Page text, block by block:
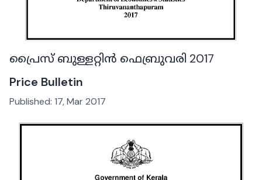
പ്രൈസ് ബുള്ളറ്റിൻ ഫെബ്രുവരി 2017
Price Bulletin
Published: 17, Mar 2017